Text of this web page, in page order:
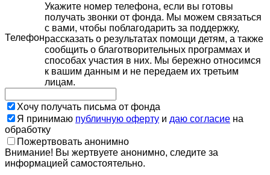
Телефон
Укажите номер телефона, если вы готовы
получать звонки от фонда. Мы можем связаться
с вами, чтобы поблагодарить за поддержку,
рассказать о результатах помощи детям, а также
сообщить о благотворительных программах и
способах участия в них. Мы бережно относимся
к вашим данным и не передаем их третьим
лицам.
Хочу получать письма от фонда
Я принимаю публичную оферту и даю согласие на
обработку
Пожертвовать анонимно
Внимание! Вы жертвуете анонимно, следите за
информацией самостоятельно.